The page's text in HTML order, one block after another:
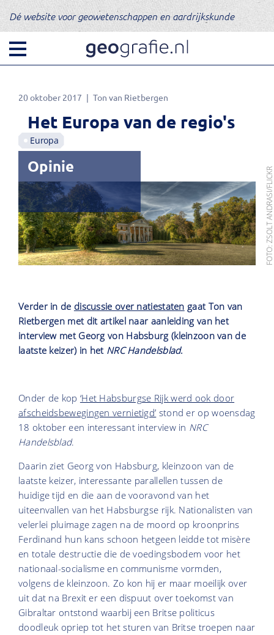
Dé website voor geowetenschappen en aardrijkskunde
20 oktober 2017 Ton van Rietbergen
Het Europa van de regio's
Europa
Opinie
FOTO: ZSOLT ANDRASI/FLICKR
Verder in de discussie over natiestaten gaat Ton van
Rietbergen met dit artikel naar aanleiding van het
interview met Georg von Habsburg (kleinzoon van de
laatste keizer) in het NRC Handelsblad.
Onder de kop ‘Het Habsburgse Rijk werd ook door
afscheidsbewegingen vernietigd’ stond er op woensdag
18 oktober een interessant interview in NRC
Handelsblad.
Daarin ziet Georg von Habsburg, kleinzoon van de
laatste keizer, interessante parallellen tussen de
huidige tijd en die aan de vooravond van het
uiteenvallen van het Habsburgse rijk. Nationalisten van
velerlei pluimage zagen na de moord op kroonprins
Ferdinand hun kans schoon hetgeen leidde tot misère
en totale destructie die de voedingsbodem voor het
nationaal-socialisme en communisme vormden,
volgens de kleinzoon. Zo kon hij er maar moeilijk over
uit dat na Brexit er een dispuut over toekomst van
Gibraltar ontstond waarbij een Britse politicus
doodleuk opriep tot het sturen van Britse troepen naar